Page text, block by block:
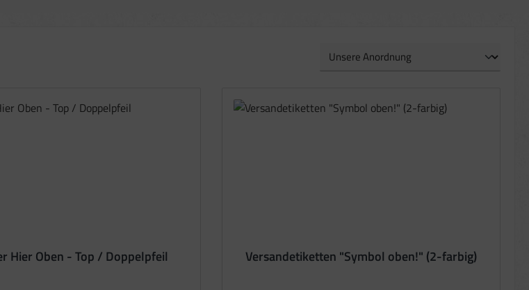
Hier Oben - Top / Doppelpfeil Versandetiketten "Symbol oben!" (2-farbig)